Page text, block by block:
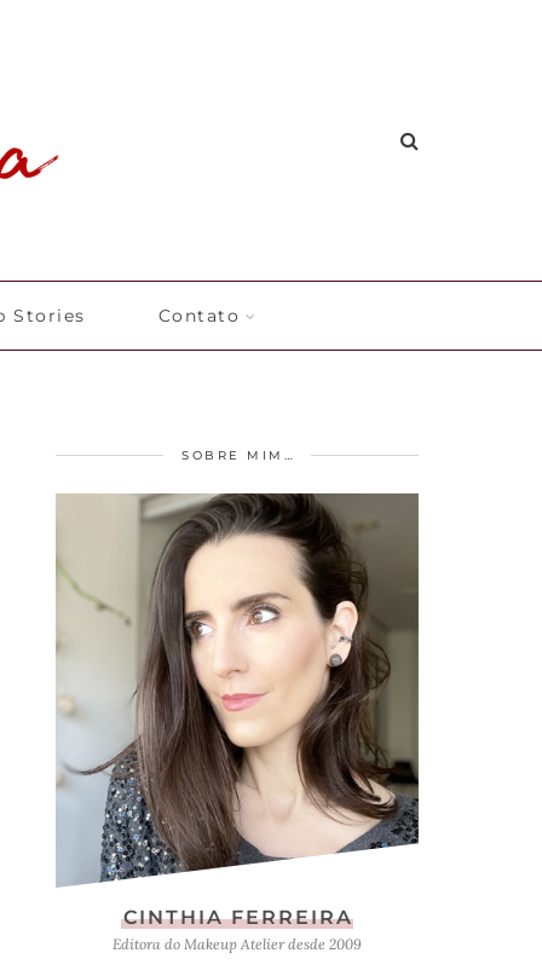
Stories Contato
SOBRE MIM…
CINTHIA FERREIRA
Editora do Makeup Atelier desde 2009